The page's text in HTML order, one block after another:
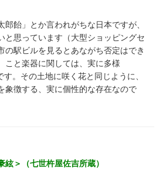
郎飴」とか言われがちな日本ですが、
と思っています（大型ショッピングセ
の駅ビルを見るとあながち否定はでき
と楽器に関しては、実に多様
す。その土地に咲く花と同じように、
象徴する、実に個性的な存在なので
＞（七世杵屋佐吉所蔵）